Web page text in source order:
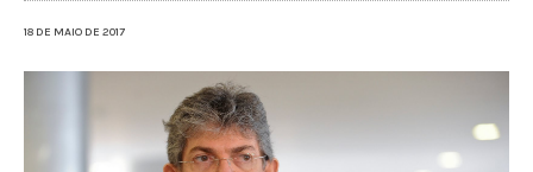
18 DE MAIO DE 2017